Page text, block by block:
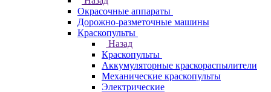
Окрасочные аппараты
Дорожно-разметочные машины
Краскопульты
Назад
Краскопульты
Аккумуляторные краскораспылители
Механические краскопульты
Электрические